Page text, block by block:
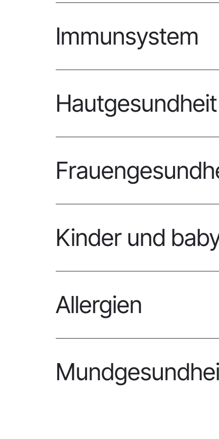
Immunsystem
Hautgesundheit
Kinder und
Allergien